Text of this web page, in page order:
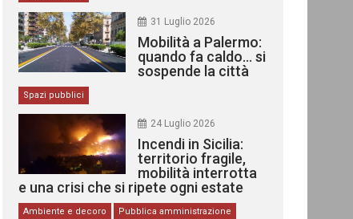
31 Luglio 2026
Mobilità a Palermo:
quando fa caldo… si
sospende la città
Spazi pubblici
24 Luglio 2026
Incendi in Sicilia:
territorio fragile,
mobilità interrotta
e una crisi che si ripete ogni estate
Ambiente e decoro Pubblica amministrazione